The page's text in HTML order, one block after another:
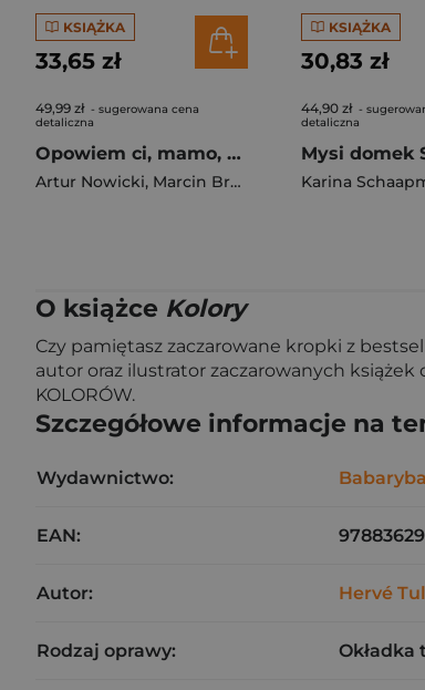
KSIĄŻKA
33,65 zł
49,99 zł - sugerowana cena
detaliczna
Opowiem ci, mamo, co robią auta
Artur Nowicki, Marcin Brykczyński
KSIĄŻKA
30,83 zł
44,90 zł -
detaliczna
Karina
O książce Kolory
Czy pamiętasz zaczarowane kropki z
autor oraz ilustrator zaczarowanych
KOLORÓW.
Szczegółowe informacje na
Wydawnictwo: Babaryba
EAN:
Autor: Hervé
Rodzaj oprawy: Okładka